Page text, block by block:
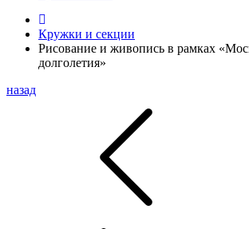
Кружки и секции
Рисование и живопись в рамках
долголетия»
назад